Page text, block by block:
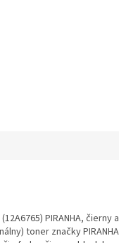
PIRANHA,
toner značky